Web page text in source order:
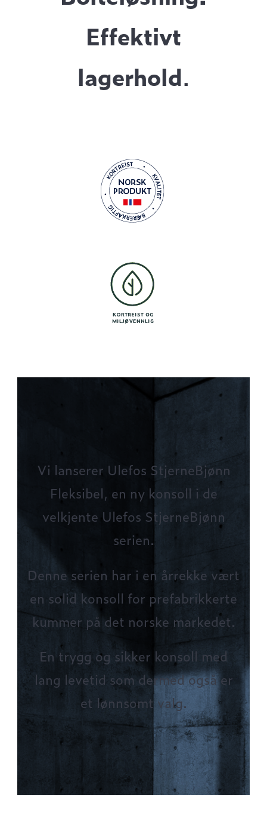
Effektivt
lagerhold.
Vi lanserer Ulefos StjerneBjønn
Fleksibel, en ny konsoll i de
velkjente Ulefos StjerneBjønn
serien.
Denne serien har i en årrekke vært
en solid konsoll for prefabrikkerte
kummer på det norske markedet.
En trygg og sikker konsoll med
lang levetid som dermed også er
et lønnsomt valg.